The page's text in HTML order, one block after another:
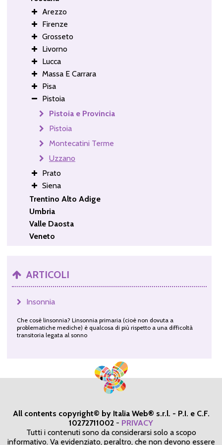
Arezzo
Firenze
Grosseto
Livorno
Lucca
Massa E Carrara
Pisa
Pistoia
Pistoia e Provincia
Pistoia
Montecatini Terme
Uzzano
Prato
Siena
Trentino Alto Adige
Umbria
Valle Daosta
Veneto
ARTICOLI
Insonnia
Che cosè linsonnia? Linsonnia primaria (cioè non dovuta a
problematiche mediche) è qualcosa di più rispetto a una difficoltà
transitoria legata al sonno
All contents copyright© by Italia Web® s.r.l. - P.I. e C.F.
10272711002 - PRIVACY
Tutti i contenuti sono da considerarsi solo a scopo
informativo. Va evidenziato, peraltro, che non devono essere